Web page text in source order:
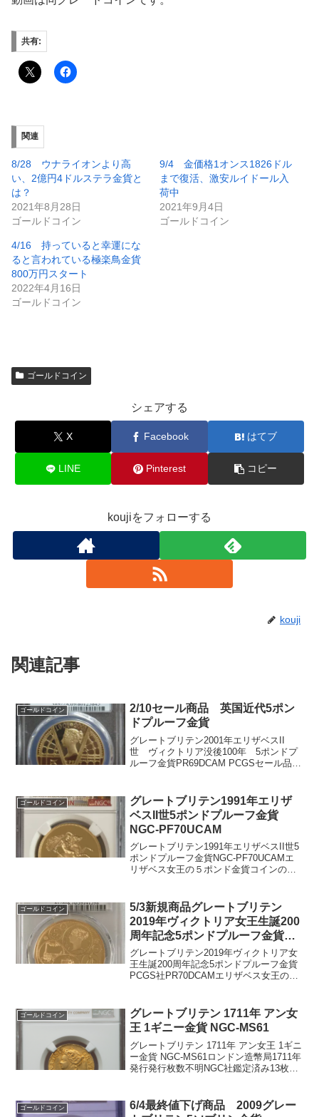
共有:
関連
8/28 ウナライオンより高
い、2億円4ドルステラ金貨と
は？
2021年8月28日
ゴールドコイン
9/4 金価格1オンス1826ドル
まで復活、激安ルイドール入
荷中
2021年9月4日
ゴールドコイン
4/16 持っていると幸運にな
ると言われている極楽鳥金貨
800万円スタート
2022年4月16日
ゴールドコイン
ゴールドコイン
シェアする
X Facebook はてブ
LINE Pinterest コピー
koujiをフォローする
kouji
関連記事
ゴールドコイン
2/10セール商品 英国近代5ポン
ドプルーフ金貨
グレートブリテン2001年エリザベスII
世 ヴィクトリア没後100年 5ポンドプ
ルーフ金貨PR69DCAM PCGSセール品で
PR69DCAMです。5ポンド（5ソブ...
ゴールドコイン
グレートブリテン1991年エリザ
ベスII世5ポンドプルーフ金貨
NGC-PF70UCAM
グレートブリテン1991年エリザベスII世5
ポンドプルーフ金貨NGC-PF70UCAMエ
リザベス女王の５ポンド金貨コインのデ
ゴンの絵柄になります。ビ...
ゴールドコイン
5/3新規商品グレートブリテン
2019年ヴィクトリア女王生誕200
周年記念5ポンドプルーフ金貨
PCGS社PR70DCAM
グレートブリテン2019年ヴィクトリア女
王生誕200周年記念5ポンドプルーフ金貨
PCGS社PR70DCAMエリザベス女王の５
ブリン）金貨重量 39.9400...
ゴールドコイン
グレートブリテン 1711年 アン女
王 1ギニー金貨 NGC-MS61
グレートブリテン 1711年 アン女王 1ギニ
ー金貨 NGC-MS61ロンドン造幣局1711年
発行発行枚数不明NGC社鑑定済み13枚、
ン女王の肖像裏面：十字架...
ゴールドコイン
6/4最終値下げ商品 2009グレー